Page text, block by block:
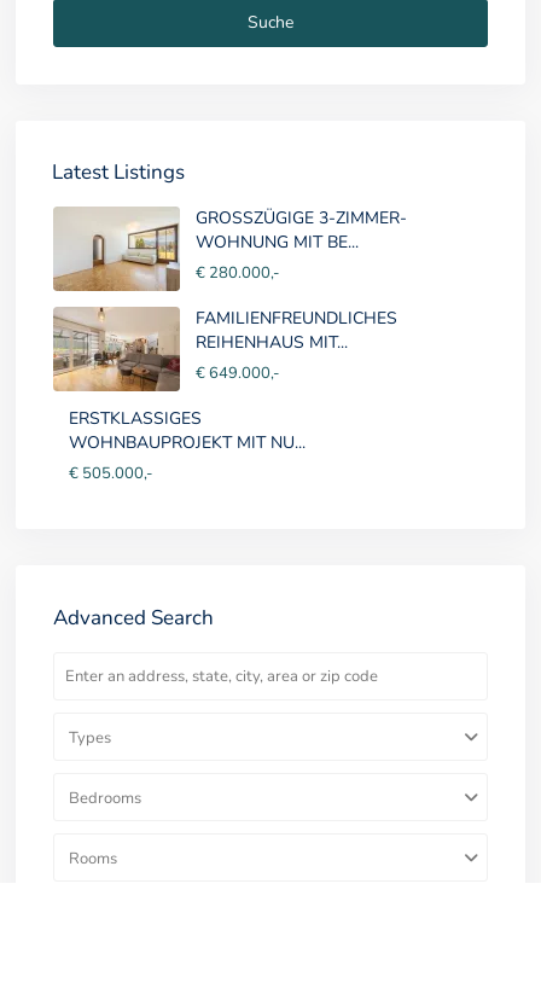
Suche
Latest Listings
GROSSZÜGIGE 3-ZIMMER-
WOHNUNG MIT BE...
€ 280.000,-
FAMILIENFREUNDLICHES
REIHENHAUS MIT...
€ 649.000,-
ERSTKLASSIGES
WOHNBAUPROJEKT MIT NU...
Advanced Search
Types
Bedrooms
Rooms